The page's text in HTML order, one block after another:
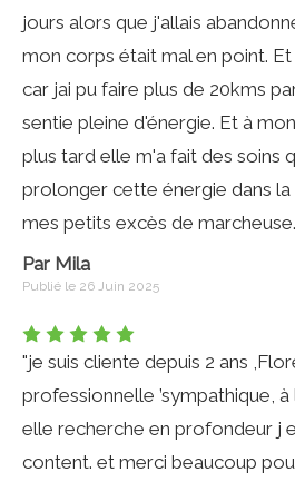
jours alors que j'allais
mon corps était mal en point.
car jai pu faire plus de 20kms
sentie pleine d'énergie. Et à
plus tard elle m'a fait des soins
prolonger cette énergie dans
mes petits excès de
Par Mila
Publié le 26 Juin 2025
"je suis cliente depuis 2 ans
professionnelle ’sympathique,
elle recherche en profondeur j
content. et merci beaucoup